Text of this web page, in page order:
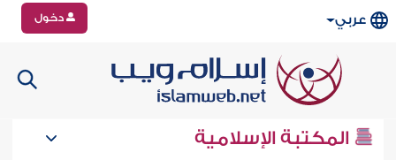
عربي دخول
المكتبة الإسلامية